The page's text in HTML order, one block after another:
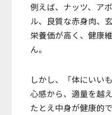
例えば、ナッツ、ア
ル、良質な赤身肉、
栄養価が高く、健康
ん。
しかし、「体にいい
心感から、適量を越
たとえ中身が健康的